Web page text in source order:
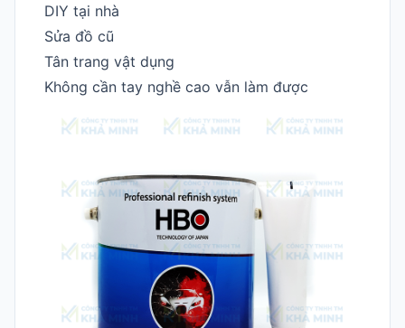
DIY tại nhà
Sửa đồ cũ
Tân trang vật dụng
Không cần tay nghề cao vẫn làm được